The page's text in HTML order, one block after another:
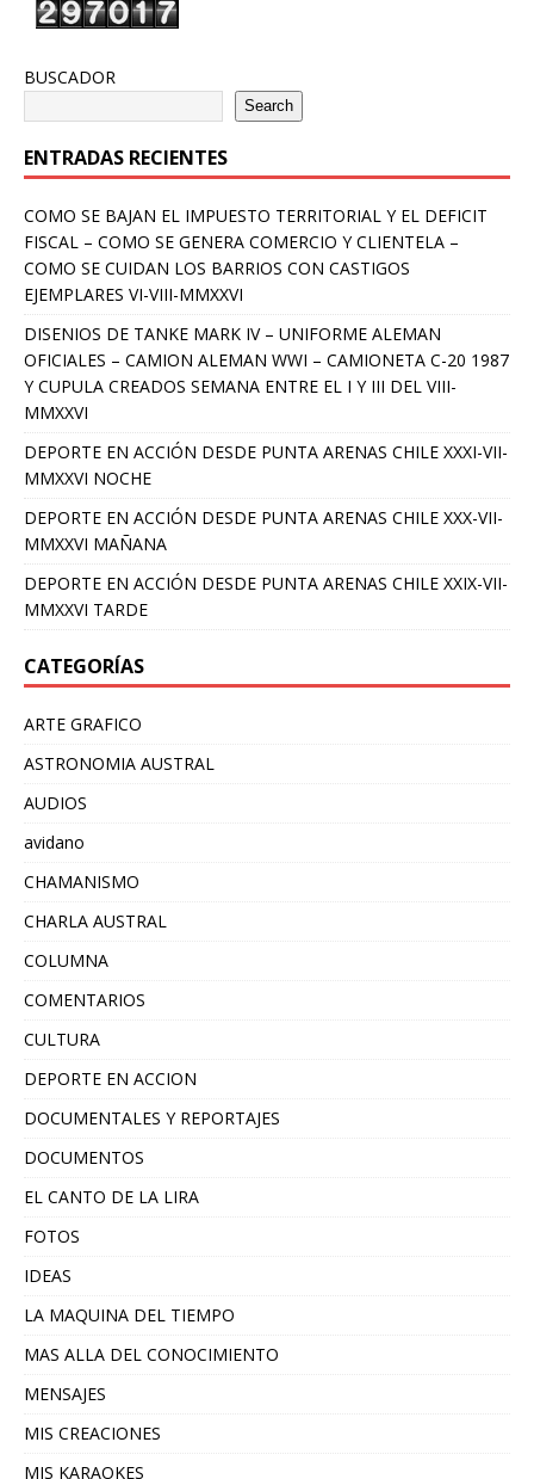
BUSCADOR
Search
ENTRADAS RECIENTES
COMO SE BAJAN EL IMPUESTO TERRITORIAL Y EL DEFICIT
FISCAL – COMO SE GENERA COMERCIO Y CLIENTELA –
COMO SE CUIDAN LOS BARRIOS CON CASTIGOS
EJEMPLARES VI-VIII-MMXXVI
DISENIOS DE TANKE MARK IV – UNIFORME ALEMAN
OFICIALES – CAMION ALEMAN WWI – CAMIONETA C-20 1987
Y CUPULA CREADOS SEMANA ENTRE EL I Y III DEL VIII-
MMXXVI
DEPORTE EN ACCIÓN DESDE PUNTA ARENAS CHILE XXXI-VII-
MMXXVI NOCHE
DEPORTE EN ACCIÓN DESDE PUNTA ARENAS CHILE XXX-VII-
MMXXVI MAÑANA
DEPORTE EN ACCIÓN DESDE PUNTA ARENAS CHILE XXIX-VII-
MMXXVI TARDE
CATEGORÍAS
ARTE GRAFICO
ASTRONOMIA AUSTRAL
AUDIOS
avidano
CHAMANISMO
CHARLA AUSTRAL
COLUMNA
COMENTARIOS
CULTURA
DEPORTE EN ACCION
DOCUMENTALES Y REPORTAJES
DOCUMENTOS
EL CANTO DE LA LIRA
FOTOS
IDEAS
LA MAQUINA DEL TIEMPO
MAS ALLA DEL CONOCIMIENTO
MENSAJES
MIS CREACIONES
MIS KARAOKES